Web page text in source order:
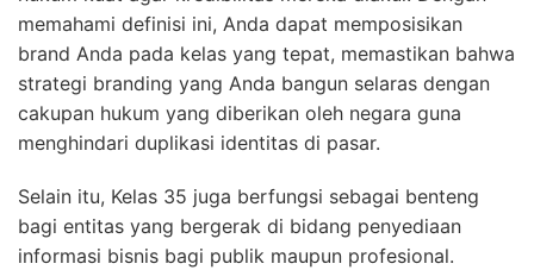
memahami definisi ini, Anda dapat memposisikan
brand Anda pada kelas yang tepat, memastikan bahwa
strategi branding yang Anda bangun selaras dengan
cakupan hukum yang diberikan oleh negara guna
menghindari duplikasi identitas di pasar.
Selain itu, Kelas 35 juga berfungsi sebagai benteng
bagi entitas yang bergerak di bidang penyediaan
informasi bisnis bagi publik maupun profesional.